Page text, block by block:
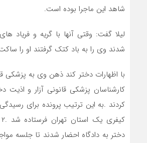
شاهد این ماجرا بوده است.
لیلا گفت: وقتی آنها با گریه و فریاد
شدند وی را به باد کتک گرفتند او را
با اظهارات دختر کند ذهن وی به پزشکی
کارشناسان پزشکی قانونی آزار و اذیت
دختر به دادگاه احضار شدند تا جلسه